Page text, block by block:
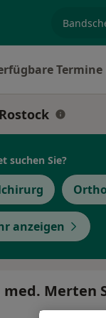
Termine
suchen Sie?
anzeigen
med. Merten